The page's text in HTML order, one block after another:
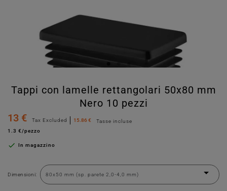
Tappi con lamelle rettangolari 50x80 mm
Nero 10 pezzi
13 €
Tax Excluded 15.86 €
Tasse incluse
1.3 €/pezzo
 In magazzino
Dimensioni: